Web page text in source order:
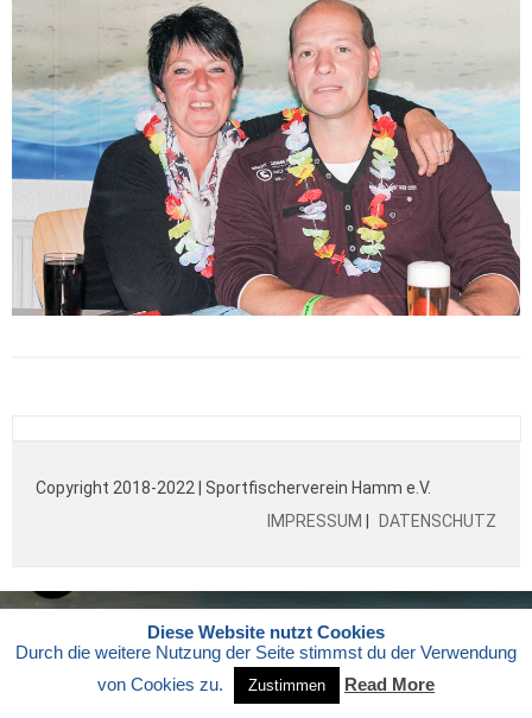
Copyright 2018-2022 | Sportfischerverein Hamm e.V.
IMPRESSUM
DATENSCHUTZ
Diese Website nutzt Cookies
Durch die weitere Nutzung der Seite stimmst du der Verwendung
von Cookies zu.
Zustimmen Read More